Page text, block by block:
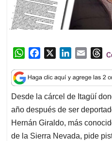
W
a
t
s
A
p
p
c
e
b
o
o
k
n
k
e
d
I
n
a
i
l
T
r
e
a
d
s
Desde la cárcel de Itagüí
año después de ser
Hernán Giraldo, más
de la Sierra Nevada, pide